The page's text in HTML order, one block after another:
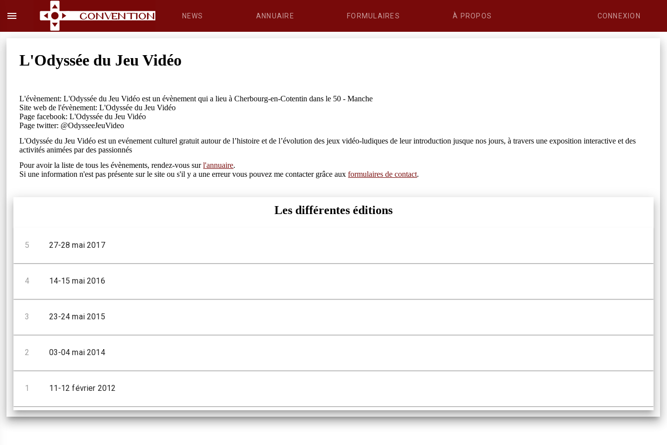
menu NEWS ANNUAIRE FORMULAIRES À PROPOS CONNEXION
L'Odyssée du Jeu Vidéo
L'évènement: L'Odyssée du Jeu Vidéo est un évènement qui a lieu à Cherbourg-en-Cotentin dans le 50 - Manche
Site web de l'évènement: L'Odyssée du Jeu Vidéo
Page facebook: L'Odyssée du Jeu Vidéo
Page twitter: @OdysseeJeuVideo
L'Odyssée du Jeu Vidéo est un evénement culturel gratuit autour de l’histoire et de l’évolution des jeux vidéo-ludiques de leur introduction jusque nos jours, à travers une exposition interactive et des
activités animées par des passionnés
Pour avoir la liste de tous les évènements, rendez-vous surl'annuaire.
Si une information n'est pas présente sur le site ou s'il y a une erreur vous pouvez me contacter grâce auxformulaires de contact.
Les différentes éditions
5 27-28 mai 2017
4 14-15 mai 2016
3 23-24 mai 2015
2 03-04 mai 2014
1 11-12 février 2012